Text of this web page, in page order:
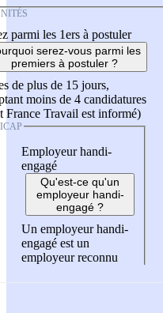
parmi les 1ers à postuler
serez-vous parmi les
premiers à postuler ?
de plus de 15 jours,
moins de 4 candidatures
France Travail est informé)
Employeur handi-
engagé
Qu'est-ce qu'un
employeur handi-
engagé ?
Un employeur handi-
engagé est un
employeur reconnu